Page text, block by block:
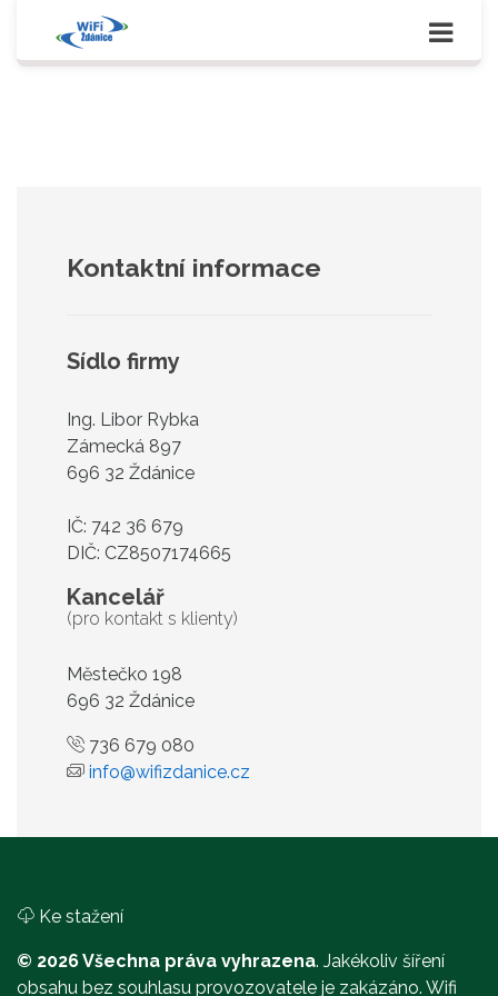
Kontaktní informace
Sídlo firmy
Ing. Libor Rybka
Zámecká 897
696 32 Ždánice
IČ: 742 36 679
DIČ: CZ8507174665
Kancelář
(pro kontakt s klienty)
Městečko 198
696 32 Ždánice
736 679 080
info@wifizdanice.cz
Ke stažení
© 2026 Všechna práva vyhrazena. Jakékoliv šíření
obsahu bez souhlasu provozovatele je zakázáno. Wifi